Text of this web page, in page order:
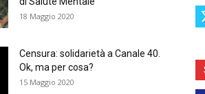
18 Maggio 2020
Censura: solidarietà a Canale 40.
Ok, ma per cosa?
15 Maggio 2020